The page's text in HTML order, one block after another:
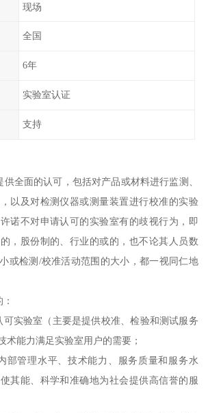
现场
全国
6年
实验室认证
支持
全面的认可，包括对产品或材料进行监测、
以及对检测仪器或测量装置进行校准的实验
诺不对申请认可的实验室有的歧视行为，即
，股份制的、行业的或的，也不论其人员数
或检测/校准活动范围的大小，都一视同仁地
可实验室（主要是提供校准、检验和测试服务
术能力满足实验室用户的需要；
部管理水平、技术能力、服务质量和服务水
其能、科学和准确地为社会提供高信誉的服